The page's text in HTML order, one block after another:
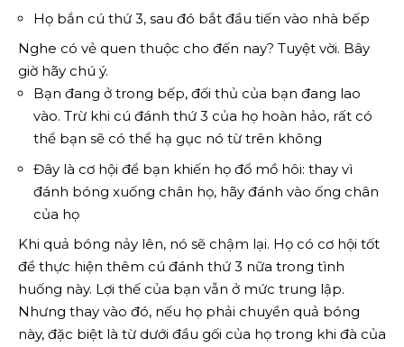
Họ bắn cú thứ 3, sau đó bắt đầu tiến vào nhà bếp
Nghe có vẻ quen thuộc cho đến nay? Tuyệt vời. Bây
giờ hãy chú ý.
Bạn đang ở trong bếp, đối thủ của bạn đang lao
vào. Trừ khi cú đánh thứ 3 của họ hoàn hảo, rất có
thể bạn sẽ có thể hạ gục nó từ trên không
Đây là cơ hội để bạn khiến họ đổ mồ hôi: thay vì
đánh bóng xuống chân họ, hãy đánh vào ống chân
của họ
Khi quả bóng nảy lên, nó sẽ chậm lại. Họ có cơ hội tốt
để thực hiện thêm cú đánh thứ 3 nữa trong tình
huống này. Lợi thế của bạn vẫn ở mức trung lập.
Nhưng thay vào đó, nếu họ phải chuyền quả bóng
này, đặc biệt là từ dưới đầu gối của họ trong khi đà của